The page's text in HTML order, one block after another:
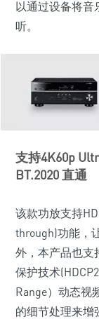
以通过设备将音
听。
支持4K60p
BT.2020 直通
该款功放支持
through)功能，
外，本产品也支
保护技术
Range）动态视
的细节处理来增